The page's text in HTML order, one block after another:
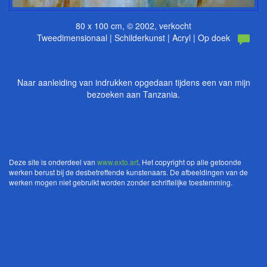
80 x 100 cm, © 2002, verkocht
Tweedimensionaal | Schilderkunst | Acryl | Op doek
Naar aanleiding van indrukken opgedaan tijdens een van mijn
bezoeken aan Tanzania.
Deze site is onderdeel van www.exto.art. Het copyright op alle getoonde
werken berust bij de desbetreffende kunstenaars. De afbeeldingen van de
werken mogen niet gebruikt worden zonder schriftelijke toestemming.